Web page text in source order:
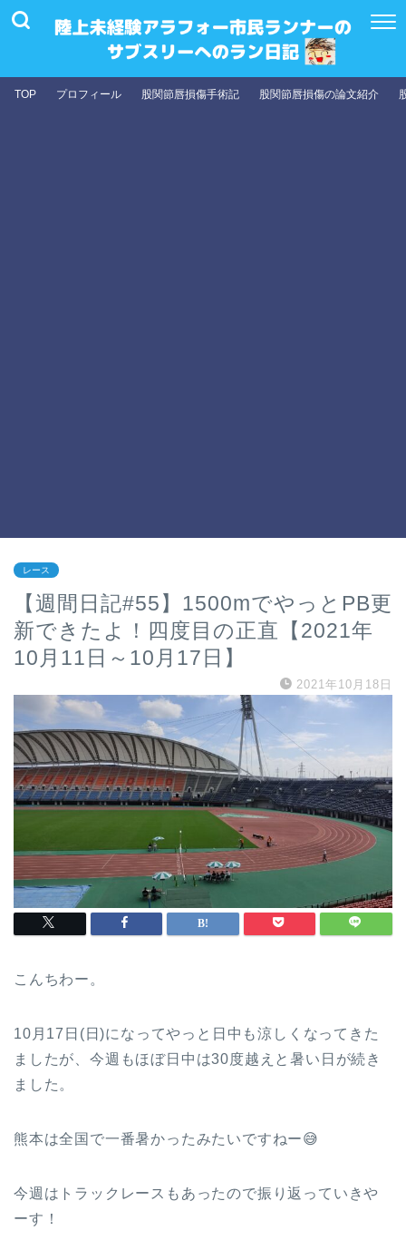
TOP プロフィール 股関節唇損傷手術記 股関節唇損傷の論文紹介
レース
【週間日記#55】1500mでやっとPB更
新できたよ！四度目の正直【2021年
10月11日～10月17日】
2021年10月18日
こんちわー。
10月17日(日)になってやっと日中も涼しくなってきた
ましたが、今週もほぼ日中は30度越えと暑い日が続き
ました。
熊本は全国で一番暑かったみたいですねー😅
今週はトラックレースもあったので振り返っていきや
ーす！